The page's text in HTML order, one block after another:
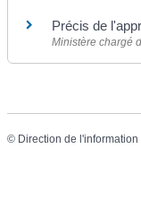
Précis de
Ministère chargé
© Direction de